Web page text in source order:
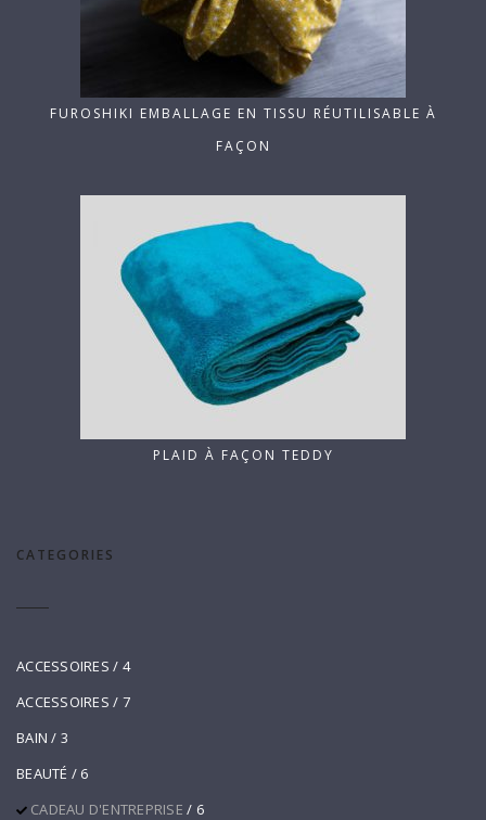
FUROSHIKI EMBALLAGE EN TISSU RÉUTILISABLE À
FAÇON
PLAID À FAÇON TEDDY
CATEGORIES
ACCESSOIRES / 4
ACCESSOIRES / 7
BAIN / 3
BEAUTÉ / 6
CADEAU D'ENTREPRISE / 6